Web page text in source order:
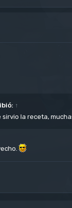
↑
sirvio la receta,